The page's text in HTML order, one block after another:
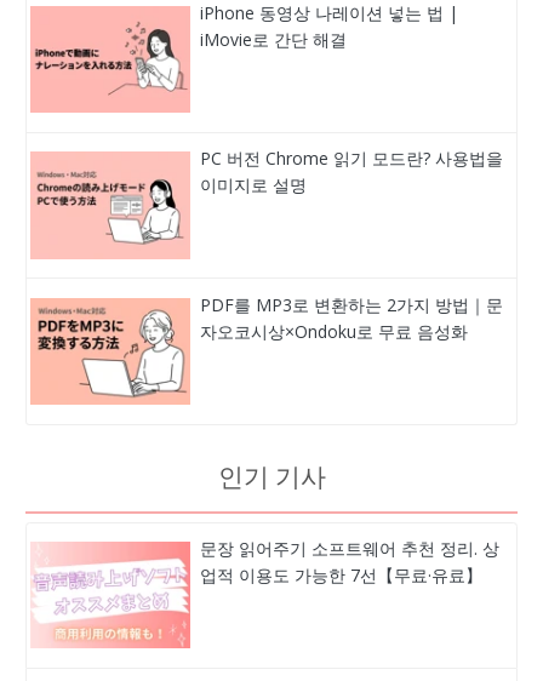
iPhone 동영상 나레이션 넣는 법 |
iMovie로 간단 해결
PC 버전 Chrome 읽기 모드란? 사용법을
이미지로 설명
PDF를 MP3로 변환하는 2가지 방법｜문
자오코시상×Ondoku로 무료 음성화
인기 기사
문장 읽어주기 소프트웨어 추천 정리. 상
업적 이용도 가능한 7선【무료·유료】